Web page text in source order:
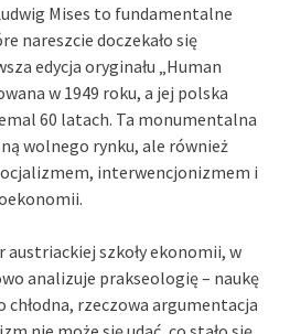
Mises to fundamentalne
nareszcie doczekało się
edycja oryginału „Human
w 1949 roku, a jej polska
60 latach. Ta monumentalna
wolnego rynku, ale również
interwencjonizmem i
austriackiej szkoły ekonomii, w
analizuje prakseologię – naukę
chłodna, rzeczowa argumentacja